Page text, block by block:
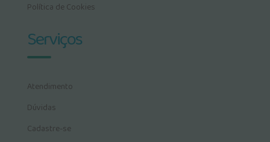
Política de Cookies
Serviços
Atendimento
Dúvidas
Cadastre-se